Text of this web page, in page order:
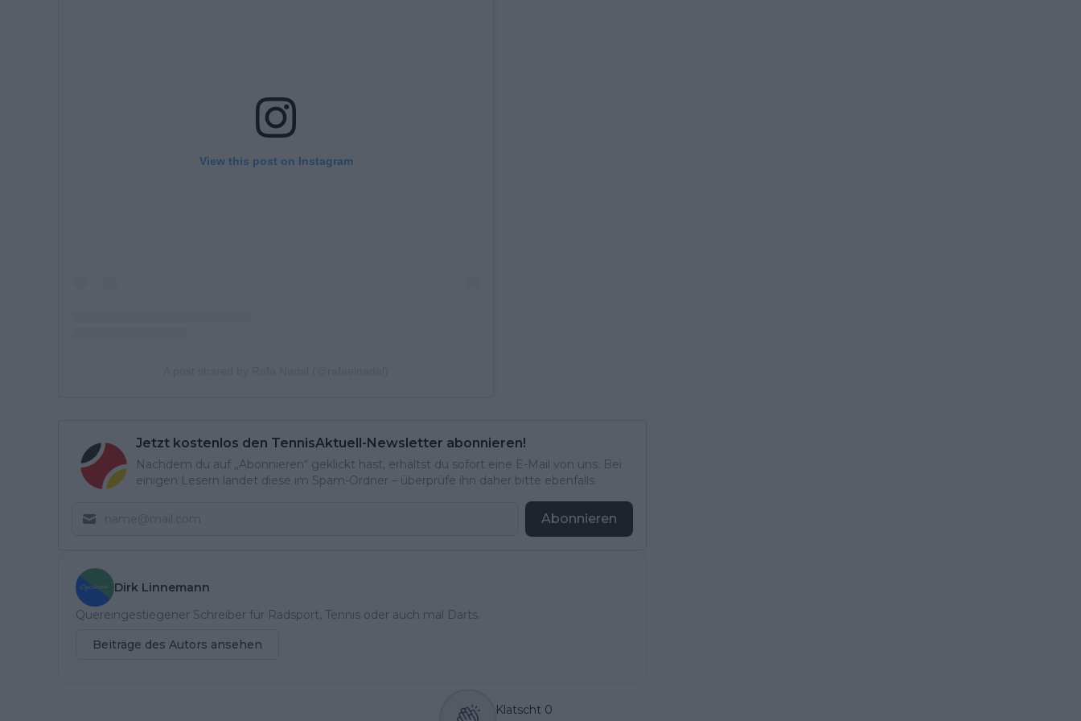
View this post on Instagram
Jetzt kostenlos den TennisAktuell-Newsletter abonnieren!
Nachdem du auf „Abonnieren“ geklickt hast, erhältst du sofort eine E-Mail von uns. Bei
einigen Lesern landet diese im Spam-Ordner – überprüfe ihn daher bitte ebenfalls.
Abonnieren
Dirk Linnemann
Quereingestiegener Schreiber für Radsport, Tennis oder auch mal Darts.
Beiträge des Autors ansehen
Klatscht 0